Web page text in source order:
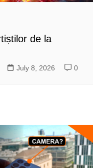
de la
July 8, 2026 0